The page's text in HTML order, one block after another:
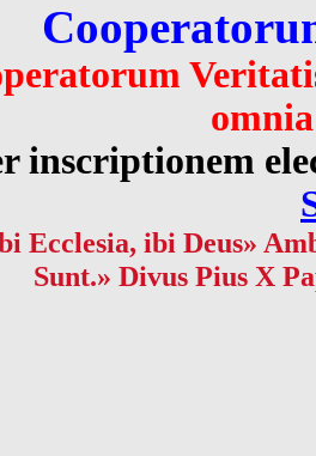
inscriptionem
Ecclesia, ibi Deus»
Sunt.» Divus Pius X